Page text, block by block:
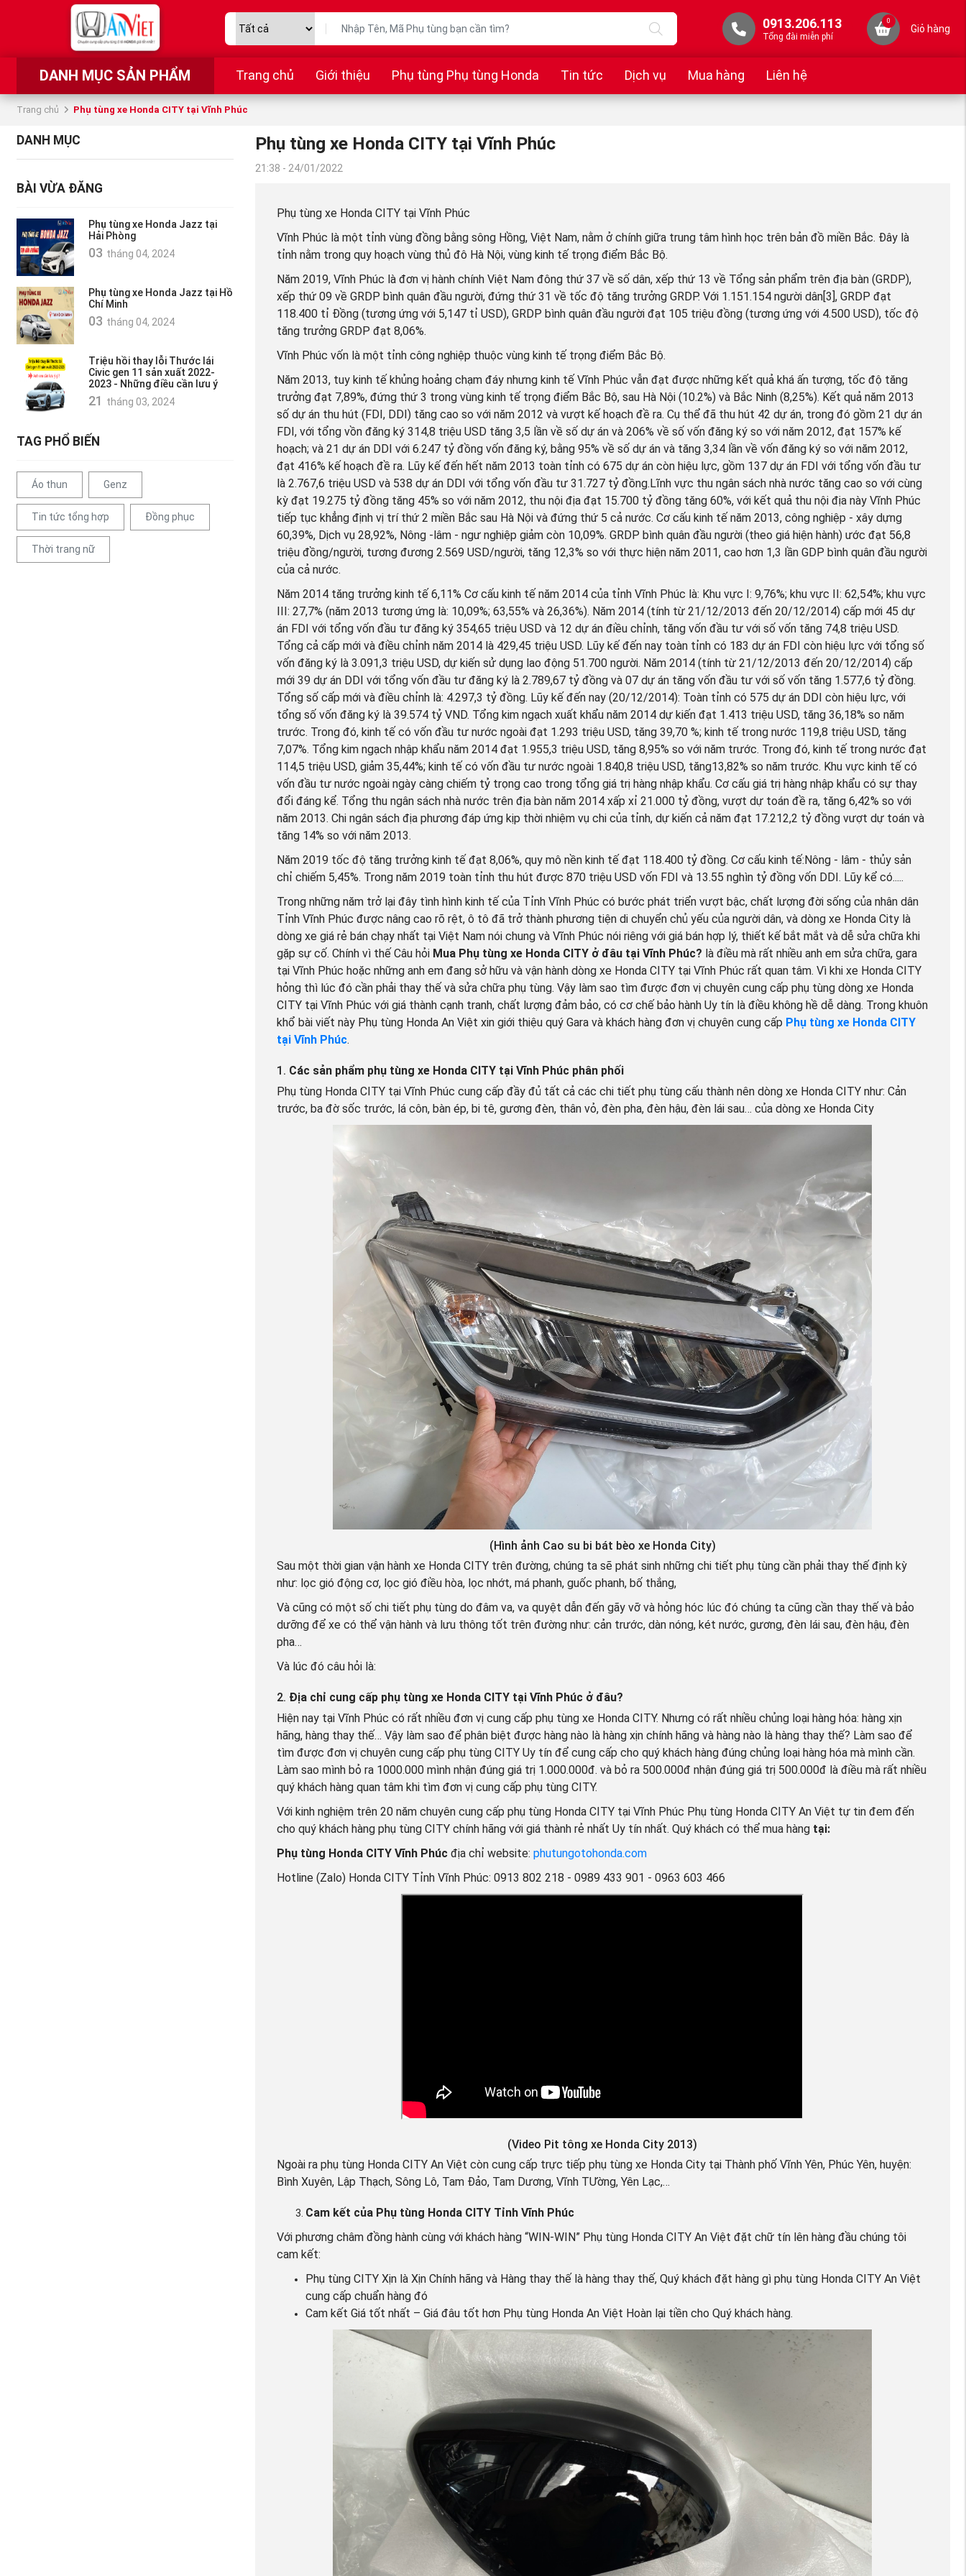
0913.206.113
Tổng đài miễn phí
0
Giỏ hàng
DANH MỤC SẢN PHẨM Trang chủ Giới thiệu Phụ tùng Phụ tùng Honda Tin tức Dịch vụ Mua hàng Liên hệ
Trang chủ Phụ tùng xe Honda CITY tại Vĩnh Phúc
DANH MỤC
BÀI VỪA ĐĂNG
Phụ tùng xe Honda Jazz tại
Hải Phòng
03 tháng 04, 2024
Phụ tùng xe Honda Jazz tại Hồ
Chí Minh
03 tháng 04, 2024
Triệu hồi thay lỗi Thước lái
Civic gen 11 sản xuất 2022-
2023 - Những điều cần lưu ý
21 tháng 03, 2024
TAG PHỔ BIẾN
Áo thun Genz
Tin tức tổng hợp Đồng phục
Thời trang nữ
Phụ tùng xe Honda CITY tại Vĩnh Phúc
21:38 - 24/01/2022
Phụ tùng xe Honda CITY tại Vĩnh Phúc
Vĩnh Phúc là một tỉnh vùng đồng bằng sông Hồng, Việt Nam, nằm ở chính giữa trung tâm hình học trên bản đồ miền Bắc. Đây là
tỉnh nằm trong quy hoạch vùng thủ đô Hà Nội, vùng kinh tế trọng điểm Bắc Bộ.
Năm 2019, Vĩnh Phúc là đơn vị hành chính Việt Nam đông thứ 37 về số dân, xếp thứ 13 về Tổng sản phẩm trên địa bàn (GRDP),
xếp thứ 09 về GRDP bình quân đầu người, đứng thứ 31 về tốc độ tăng trưởng GRDP. Với 1.151.154 người dân[3], GRDP đạt
118.400 tỉ Đồng (tương ứng với 5,147 tỉ USD), GRDP bình quân đầu người đạt 105 triệu đồng (tương ứng với 4.500 USD), tốc độ
tăng trưởng GRDP đạt 8,06%.
Vĩnh Phúc vốn là một tỉnh công nghiệp thuộc vùng kinh tế trọng điểm Bắc Bộ.
Năm 2013, tuy kinh tế khủng hoảng chạm đáy nhưng kinh tế Vĩnh Phúc vẫn đạt được những kết quả khá ấn tượng, tốc độ tăng
trưởng đạt 7,89%, đứng thứ 3 trong vùng kinh tế trọng điểm Bắc Bộ, sau Hà Nội (10.2%) và Bắc Ninh (8,25%). Kết quả năm 2013
số dự án thu hút (FDI, DDI) tăng cao so với năm 2012 và vượt kế hoạch đề ra. Cụ thể đã thu hút 42 dự án, trong đó gồm 21 dự án
FDI, với tổng vồn đăng ký 314,8 triệu USD tăng 3,5 lần về số dự án và 206% về số vốn đăng ký so với năm 2012, đạt 157% kế
hoạch; và 21 dự án DDI với 6.247 tỷ đồng vốn đăng ký, bằng 95% về số dự án và tăng 3,34 lần về vốn đăng ký so với năm 2012,
đạt 416% kế hoạch đề ra. Lũy kế đến hết năm 2013 toàn tỉnh có 675 dự án còn hiệu lực, gồm 137 dự án FDI với tổng vốn đầu tư
là 2.767,6 triệu USD và 538 dự án DDI với tổng vốn đầu tư 31.727 tỷ đồng.Lĩnh vực thu ngân sách nhà nước tăng cao so với cùng
kỳ đạt 19.275 tỷ đồng tăng 45% so với năm 2012, thu nội địa đạt 15.700 tỷ đồng tăng 60%, với kết quả thu nội địa này Vĩnh Phúc
tiếp tục khẳng định vị trí thứ 2 miền Bắc sau Hà Nội và đứng thứ 5 cả nước. Cơ cấu kinh tế năm 2013, công nghiệp - xây dựng
60,39%, Dịch vụ 28,92%, Nông -lâm - ngư nghiệp giảm còn 10,09%. GRDP bình quân đầu người (theo giá hiện hành) ước đạt 56,8
triệu đồng/người, tương đương 2.569 USD/người, tăng 12,3% so với thực hiện năm 2011, cao hơn 1,3 lần GDP bình quân đầu người
của cả nước.
Năm 2014 tăng trưởng kinh tế 6,11% Cơ cấu kinh tế năm 2014 của tỉnh Vĩnh Phúc là: Khu vực I: 9,76%; khu vực II: 62,54%; khu vực
III: 27,7% (năm 2013 tương ứng là: 10,09%; 63,55% và 26,36%). Năm 2014 (tính từ 21/12/2013 đến 20/12/2014) cấp mới 45 dự
án FDI với tổng vốn đầu tư đăng ký 354,65 triệu USD và 12 dự án điều chỉnh, tăng vốn đầu tư với số vốn tăng 74,8 triệu USD.
Tổng cả cấp mới và điều chỉnh năm 2014 là 429,45 triệu USD. Lũy kế đến nay toàn tỉnh có 183 dự án FDI còn hiệu lực với tổng số
vốn đăng ký là 3.091,3 triệu USD, dự kiến sử dụng lao động 51.700 người. Năm 2014 (tính từ 21/12/2013 đến 20/12/2014) cấp
mới 39 dự án DDI với tổng vốn đầu tư đăng ký là 2.789,67 tỷ đồng và 07 dự án tăng vốn đầu tư với số vốn tăng 1.577,6 tỷ đồng.
Tổng số cấp mới và điều chỉnh là: 4.297,3 tỷ đồng. Lũy kế đến nay (20/12/2014): Toàn tỉnh có 575 dự án DDI còn hiệu lực, với
tổng số vốn đăng ký là 39.574 tỷ VND. Tổng kim ngạch xuất khẩu năm 2014 dự kiến đạt 1.413 triệu USD, tăng 36,18% so năm
trước. Trong đó, kinh tế có vốn đầu tư nước ngoài đạt 1.293 triệu USD, tăng 39,70 %; kinh tế trong nước 119,8 triệu USD, tăng
7,07%. Tổng kim ngạch nhập khẩu năm 2014 đạt 1.955,3 triệu USD, tăng 8,95% so với năm trư­ớc. Trong đó, kinh tế trong nước đạt
114,5 triệu USD, giảm 35,44%; kinh tế có vốn đầu tư nước ngoài 1.840,8 triệu USD, tăng13,82% so năm trước. Khu vực kinh tế có
vốn đầu tư nước ngoài ngày càng chiếm tỷ trọng cao trong tổng giá trị hàng nhập khẩu. Cơ cấu giá trị hàng nhập khẩu có sự thay
đổi đáng kể. Tổng thu ngân sách nhà nước trên địa bàn năm 2014 xấp xỉ 21.000 tỷ đồng, vượt dự toán đề ra, tăng 6,42% so với
năm 2013. Chi ngân sách địa phương đáp ứng kịp thời nhiệm vụ chi của tỉnh, dự kiến cả năm đạt 17.212,2 tỷ đồng vượt dự toán và
tăng 14% so với năm 2013.
Năm 2019 tốc độ tăng trưởng kinh tế đạt 8,06%, quy mô nền kinh tế đạt 118.400 tỷ đồng. Cơ cấu kinh tế:Nông - lâm - thủy sản
chỉ chiếm 5,45%. Trong năm 2019 toàn tỉnh thu hút được 870 triệu USD vốn FDI và 13.55 nghìn tỷ đồng vốn DDI. Lũy kể có.....
Trong những năm trở lại đây tình hình kinh tế của Tỉnh Vĩnh Phúc có bước phát triển vượt bậc, chất lượng đời sống của nhân dân
Tỉnh Vĩnh Phúc được nâng cao rõ rệt, ô tô đã trở thành phương tiện di chuyển chủ yếu của người dân, và dòng xe Honda City là
dòng xe giá rẻ bán chạy nhất tại Việt Nam nói chung và Vĩnh Phúc nói riêng với giá bán hợp lý, thiết kế bắt mắt và dễ sửa chữa khi
gặp sự cố. Chính vì thế Câu hỏi Mua Phụ tùng xe Honda CITY ở đâu tại Vĩnh Phúc? là điều mà rất nhiều anh em sửa chữa, gara
tại Vĩnh Phúc hoặc những anh em đang sở hữu và vận hành dòng xe Honda CITY tại Vĩnh Phúc rất quan tâm. Vì khi xe Honda CITY
hỏng thì lúc đó cần phải thay thế và sửa chữa phụ tùng. Vậy làm sao tìm được đơn vị chuyên cung cấp phụ tùng dòng xe Honda
CITY tại Vĩnh Phúc với giá thành cạnh tranh, chất lượng đảm bảo, có cơ chế bảo hành Uy tín là điều không hề dễ dàng. Trong khuôn
khổ bài viết này Phụ tùng Honda An Việt xin giới thiệu quý Gara và khách hàng đơn vị chuyên cung cấp Phụ tùng xe Honda CITY
tại Vĩnh Phúc.
1. Các sản phẩm phụ tùng xe Honda CITY tại Vĩnh Phúc phân phối
Phụ tùng Honda CITY tại Vĩnh Phúc cung cấp đầy đủ tất cả các chi tiết phụ tùng cấu thành nên dòng xe Honda CITY như: Cản
trước, ba đờ sốc trước, lá côn, bàn ép, bi tê, gương đèn, thân vỏ, đèn pha, đèn hậu, đèn lái sau… của dòng xe Honda City
(Hình ảnh Cao su bi bát bèo xe Honda City)
Sau một thời gian vận hành xe Honda CITY trên đường, chúng ta sẽ phát sinh những chi tiết phụ tùng cần phải thay thế định kỳ
như: lọc gió động cơ, lọc gió điều hòa, lọc nhớt, má phanh, guốc phanh, bố thắng,
Và cũng có một số chi tiết phụ tùng do đâm va, va quyệt dẫn đến gãy vỡ và hỏng hóc lúc đó chúng ta cũng cần thay thế và bảo
dưỡng để xe có thể vận hành và lưu thông tốt trên đường như: cản trước, dàn nóng, két nước, gương, đèn lái sau, đèn hậu, đèn
pha…
Và lúc đó câu hỏi là:
2. Địa chỉ cung cấp phụ tùng xe Honda CITY tại Vĩnh Phúc ở đâu?
Hiện nay tại Vĩnh Phúc có rất nhiều đơn vị cung cấp phụ tùng xe Honda CITY. Nhưng có rất nhiều chủng loại hàng hóa: hàng xịn
hãng, hàng thay thế… Vậy làm sao để phân biệt được hàng nào là hàng xịn chính hãng và hàng nào là hàng thay thế? Làm sao để
tìm được đơn vị chuyên cung cấp phụ tùng CITY Uy tín để cung cấp cho quý khách hàng đúng chủng loại hàng hóa mà mình cần.
Làm sao mình bỏ ra 1000.000 mình nhận đúng giá trị 1.000.000đ. và bỏ ra 500.000đ nhận đúng giá trị 500.000đ là điều mà rất nhiều
quý khách hàng quan tâm khi tìm đơn vị cung cấp phụ tùng CITY.
Với kinh nghiệm trên 20 năm chuyên cung cấp phụ tùng Honda CITY tại Vĩnh Phúc Phụ tùng Honda CITY An Việt tự tin đem đến
cho quý khách hàng phụ tùng CITY chính hãng với giá thành rẻ nhất Uy tín nhất. Quý khách có thể mua hàng tại:
Phụ tùng Honda CITY Vĩnh Phúc địa chỉ website: phutungotohonda.com
Hotline (Zalo) Honda CITY Tỉnh Vĩnh Phúc: 0913 802 218 - 0989 433 901 - 0963 603 466
(Video Pit tông xe Honda City 2013)
Ngoài ra phụ tùng Honda CITY An Việt còn cung cấp trực tiếp phụ tùng xe Honda City tại Thành phố Vĩnh Yên, Phúc Yên, huyện:
Bình Xuyên, Lập Thạch, Sông Lô, Tam Đảo, Tam Dương, Vĩnh TƯờng, Yên Lạc,…
Cam kết của Phụ tùng Honda CITY Tỉnh Vĩnh Phúc
Với phương châm đồng hành cùng với khách hàng “WIN-WIN” Phụ tùng Honda CITY An Việt đặt chữ tín lên hàng đầu chúng tôi
cam kết:
Phụ tùng CITY Xịn là Xịn Chính hãng và Hàng thay thế là hàng thay thế, Quý khách đặt hàng gì phụ tùng Honda CITY An Việt
cung cấp chuẩn hàng đó
Cam kết Giá tốt nhất – Giá đâu tốt hơn Phụ tùng Honda An Việt Hoàn lại tiền cho Quý khách hàng.